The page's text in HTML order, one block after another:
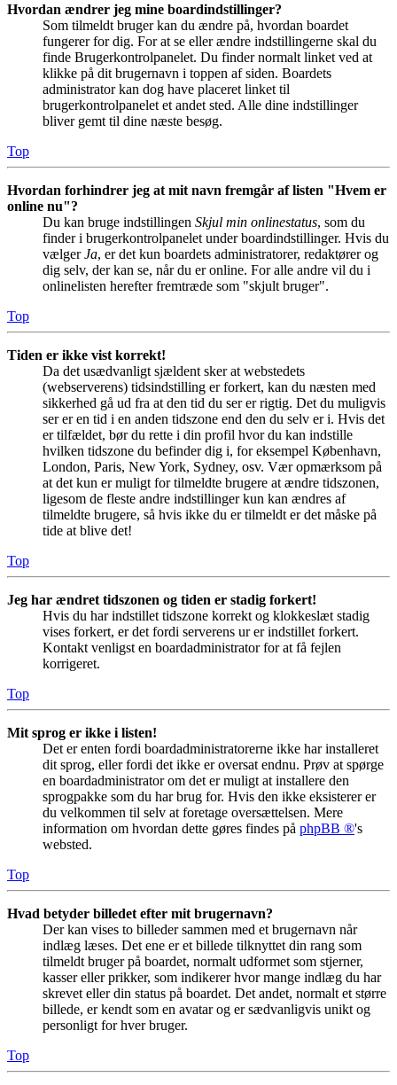
Hvordan ændrer jeg mine boardindstillinger?
Som tilmeldt bruger kan du ændre på, hvordan boardet
fungerer for dig. For at se eller ændre indstillingerne skal du
finde Brugerkontrolpanelet. Du finder normalt linket ved at
klikke på dit brugernavn i toppen af siden. Boardets
administrator kan dog have placeret linket til
brugerkontrolpanelet et andet sted. Alle dine indstillinger
bliver gemt til dine næste besøg.
Top
Hvordan forhindrer jeg at mit navn fremgår af listen "Hvem er
online nu"?
Du kan bruge indstillingen Skjul min onlinestatus, som du
finder i brugerkontrolpanelet under boardindstillinger. Hvis du
vælgerJa, er det kun boardets administratorer, redaktører og
dig selv, der kan se, når du er online. For alle andre vil du i
onlinelisten herefter fremtræde som "skjult bruger".
Top
Tiden er ikke vist korrekt!
Da det usædvanligt sjældent sker at webstedets
(webserverens) tidsindstilling er forkert, kan du næsten med
sikkerhed gå ud fra at den tid du ser er rigtig. Det du muligvis
ser er en tid i en anden tidszone end den du selv er i. Hvis det
er tilfældet, bør du rette i din profil hvor du kan indstille
hvilken tidszone du befinder dig i, for eksempel København,
London, Paris, New York, Sydney, osv. Vær opmærksom på
at det kun er muligt for tilmeldte brugere at ændre tidszonen,
ligesom de fleste andre indstillinger kun kan ændres af
tilmeldte brugere, så hvis ikke du er tilmeldt er det måske på
tide at blive det!
Top
Jeg har ændret tidszonen og tiden er stadig forkert!
Hvis du har indstillet tidszone korrekt og klokkeslæt stadig
vises forkert, er det fordi serverens ur er indstillet forkert.
Kontakt venligst en boardadministrator for at få fejlen
korrigeret.
Top
Mit sprog er ikke i listen!
Det er enten fordi boardadministratorerne ikke har installeret
dit sprog, eller fordi det ikke er oversat endnu. Prøv at spørge
en boardadministrator om det er muligt at installere den
sprogpakke som du har brug for. Hvis den ikke eksisterer er
du velkommen til selv at foretage oversættelsen. Mere
information om hvordan dette gøres findes på phpBB ®'s
websted.
Top
Hvad betyder billedet efter mit brugernavn?
Der kan vises to billeder sammen med et brugernavn når
indlæg læses. Det ene er et billede tilknyttet din rang som
tilmeldt bruger på boardet, normalt udformet som stjerner,
kasser eller prikker, som indikerer hvor mange indlæg du har
skrevet eller din status på boardet. Det andet, normalt et større
billede, er kendt som en avatar og er sædvanligvis unikt og
personligt for hver bruger.
Top